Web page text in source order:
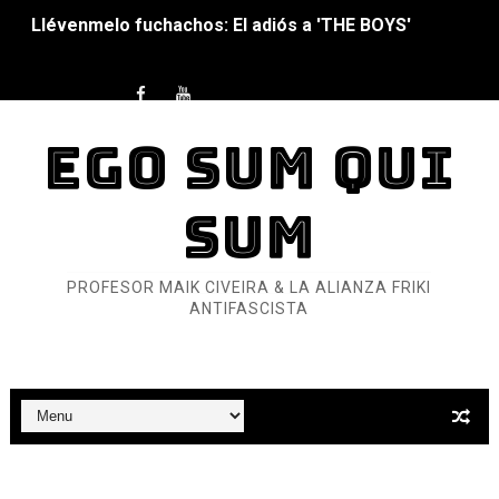
Llévenmelo fuchachos: El adiós a 'THE BOYS'
Mario: La epopeya del fontanero - Parte I
Pequeña Filmoteca Antifascista
Que no nos aplaste el Talón de Hierro
Un año para sobrevivir al mundo: Dos mil tíjiri cinco
EGO SUM QUI
SUM
PROFESOR MAIK CIVEIRA & LA ALIANZA FRIKI
ANTIFASCISTA